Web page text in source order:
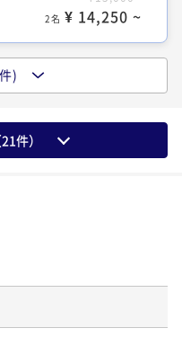
2名 ¥ 14,250 ~
階ラウンジアクセス
ン）
)
21件）